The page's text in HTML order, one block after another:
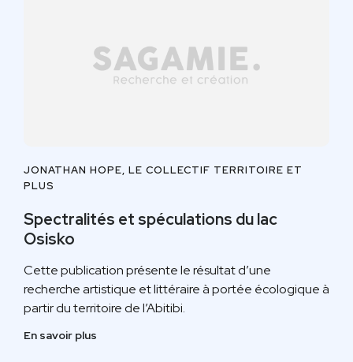
JONATHAN HOPE, LE COLLECTIF TERRITOIRE ET
PLUS
Spectralités et spéculations du lac
Osisko
Cette publication présente le résultat d’une
recherche artistique et littéraire à portée écologique à
partir du territoire de l’Abitibi.
En savoir plus